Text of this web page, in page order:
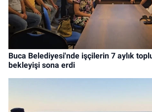
Buca Belediyesi'nde işçilerin 7 aylık
bekleyişi sona erdi